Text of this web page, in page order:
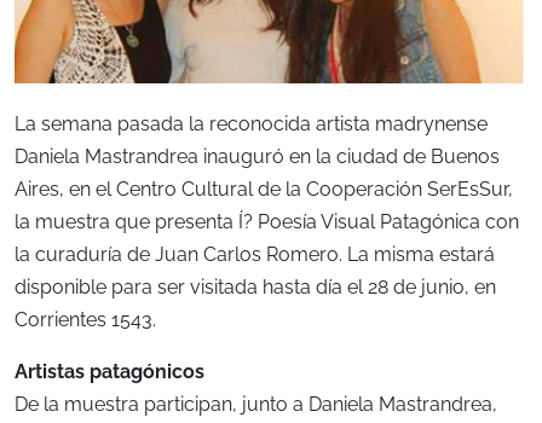
La semana pasada la reconocida artista madrynense
Daniela Mastrandrea inauguró en la ciudad de Buenos
Aires, en el Centro Cultural de la Cooperación SerEsSur,
la muestra que presenta Í? Poesía Visual Patagónica con
la curaduría de Juan Carlos Romero. La misma estará
disponible para ser visitada hasta día el 28 de junio, en
Corrientes 1543.
Artistas patagónicos
De la muestra participan, junto a Daniela Mastrandrea,